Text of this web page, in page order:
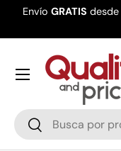
Envío GRATIS desde
Buscar
Buscar